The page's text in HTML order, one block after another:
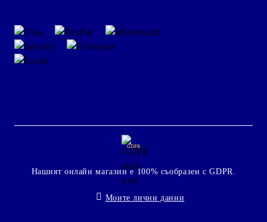
GDPR
Нашият онлайн магазин е 100% съобразен с GDPR.
Моите лични данни